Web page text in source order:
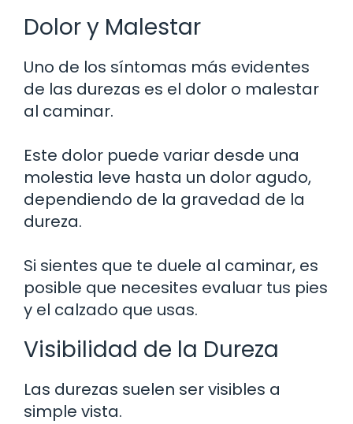
Dolor y Malestar
Uno de los síntomas más evidentes
de las durezas es el dolor o malestar
al caminar.
Este dolor puede variar desde una
molestia leve hasta un dolor agudo,
dependiendo de la gravedad de la
dureza.
Si sientes que te duele al caminar, es
posible que necesites evaluar tus pies
y el calzado que usas.
Visibilidad de la Dureza
Las durezas suelen ser visibles a
simple vista.